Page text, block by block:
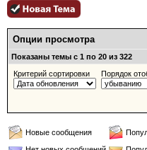
Опции просмотра
Показаны темы с 1 по 20 из 322
Критерий сортировки
Порядок
Новые сообщения